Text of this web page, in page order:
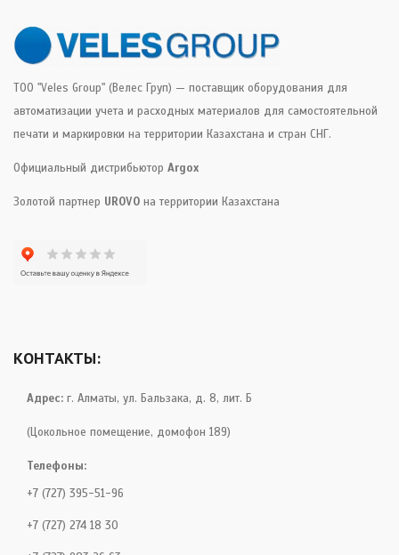
ТОО "Veles Group" (Велес Груп) — поставщик оборудования для
автоматизации учета и расходных материалов для самостоятельной
печати и маркировки на территории Казахстана и стран СНГ.
Официальный дистрибьютор Argox
Золотой партнер UROVO на территории Казахстана
КОНТАКТЫ:
Адрес: г. Алматы, ул. Бальзака, д. 8, лит. Б
(Цокольное помещение, домофон 189)
Телефоны:
+7 (727) 395-51-96
+7 (727) 274 18 30